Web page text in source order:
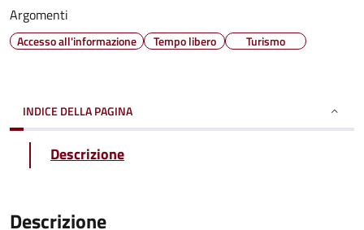
Argomenti
Accesso all'informazione Tempo libero Turismo
INDICE DELLA PAGINA
Descrizione
Descrizione